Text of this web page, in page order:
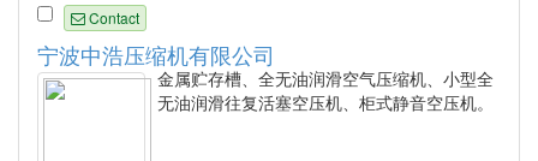
Contact
宁波中浩压缩机有限公司
金属贮存槽、全无油润滑空气压缩机、小型全
无油润滑往复活塞空压机、柜式静音空压机。